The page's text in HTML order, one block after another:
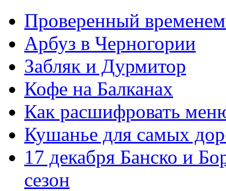
Проверенный временем
Арбуз в Черногории
Забляк и Дурмитор
Кофе на Балканах
Как расшифровать
Кушанье для самых
17 декабря Банско и
сезон